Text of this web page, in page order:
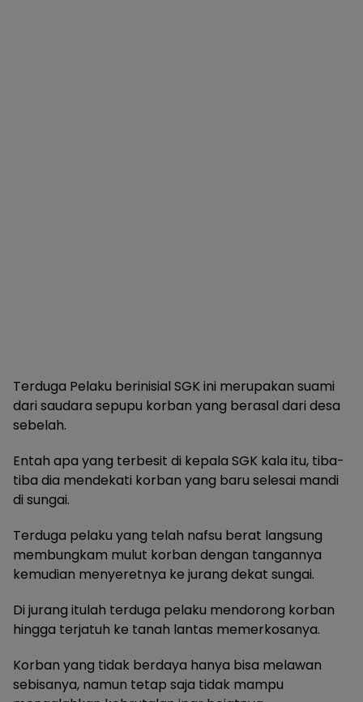
Terduga Pelaku berinisial SGK ini merupakan suami
dari saudara sepupu korban yang berasal dari desa
sebelah.
Entah apa yang terbesit di kepala SGK kala itu, tiba-
tiba dia mendekati korban yang baru selesai mandi
di sungai.
Terduga pelaku yang telah nafsu berat langsung
membungkam mulut korban dengan tangannya
kemudian menyeretnya ke jurang dekat sungai.
Di jurang itulah terduga pelaku mendorong korban
hingga terjatuh ke tanah lantas memerkosanya.
Korban yang tidak berdaya hanya bisa melawan
sebisanya, namun tetap saja tidak mampu